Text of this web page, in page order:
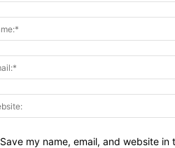
Save my name, email, and website